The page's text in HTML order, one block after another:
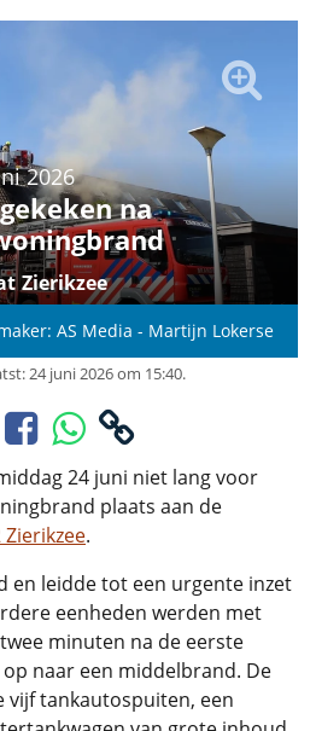
2026
na
Zierikzee
AS Media - Martijn Lokerse
24 juni 2026 om 15:40.
24 juni niet lang voor
plaats aan de
Zierikzee.
en leidde tot een urgente inzet
eenheden werden met
minuten na de eerste
naar een middelbrand. De
tankautospuiten, een